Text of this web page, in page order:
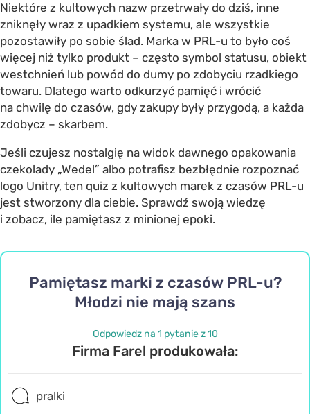
Niektóre z kultowych nazw przetrwały do dziś, inne
zniknęły wraz z upadkiem systemu, ale wszystkie
pozostawiły po sobie ślad. Marka w PRL-u to było coś
więcej niż tylko produkt – często symbol statusu, obiekt
westchnień lub powód do dumy po zdobyciu rzadkiego
towaru. Dlatego warto odkurzyć pamięć i wrócić
na chwilę do czasów, gdy zakupy były przygodą, a każda
zdobycz – skarbem.
Jeśli czujesz nostalgię na widok dawnego opakowania
czekolady „Wedel” albo potrafisz bezbłędnie rozpoznać
logo Unitry, ten quiz z kultowych marek z czasów PRL-u
jest stworzony dla ciebie. Sprawdź swoją wiedzę
i zobacz, ile pamiętasz z minionej epoki.
Pamiętasz marki z czasów PRL-u?
Młodzi nie mają szans
Odpowiedz na 1 pytanie z 10
Firma Farel produkowała:
pralki